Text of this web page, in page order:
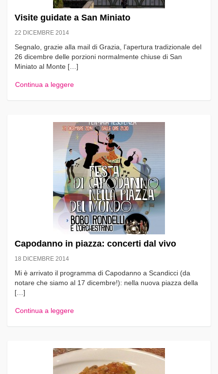
Visite guidate a San Miniato
22 DICEMBRE 2014
Segnalo, grazie alla mail di Grazia, l’apertura tradizionale del
26 dicembre delle porzioni normalmente chiuse di San
Miniato al Monte […]
Continua a leggere
Capodanno in piazza: concerti dal vivo
18 DICEMBRE 2014
Mi è arrivato il programma di Capodanno a Scandicci (da
notare che siamo al 17 dicembre!): nella nuova piazza della
[…]
Continua a leggere